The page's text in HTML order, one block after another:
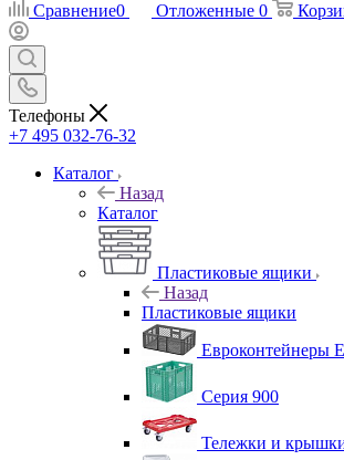
Сравнение0 Отложенные 0
Телефоны
+7 495 032-76-32
Каталог
Назад
Каталог
Пластиковые ящики
Назад
Пластиковые ящики
Евроконтейнеры
Серия 900
Тележки и